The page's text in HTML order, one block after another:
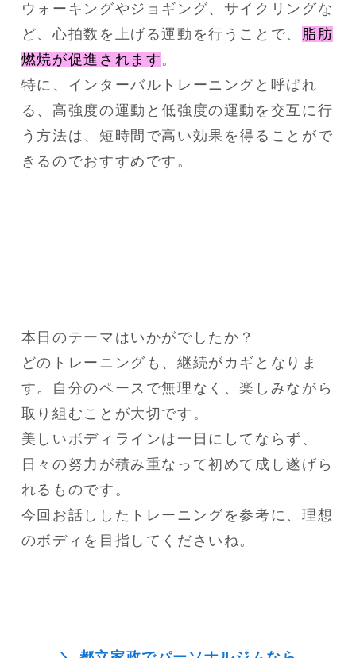
ウォーキングやジョギング、サイクリングな
ど、心拍数を上げる運動を行うことで、 脂肪
燃焼が促進されます。
特に、インターバルトレーニングと呼ばれ
る、高強度の運動と低強度の運動を交互に行
う方法は、短時間で高い効果を得ることがで
きるのでおすすめです。
本日のテーマはいかがでしたか？
どのトレーニングも、継続がカギとなりま
す。自分のペースで無理なく、楽しみながら
取り組むことが大切です。
美しいボディラインは一日にしてならず、
日々の努力が積み重なって初めて成し遂げら
れるものです。
今回お話ししたトレーニングを参考に、理想
のボディを目指してくださいね。